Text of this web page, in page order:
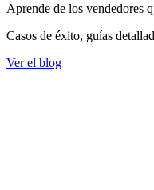
Aprende de los vendedores
Casos de éxito, guías
Ver el blog